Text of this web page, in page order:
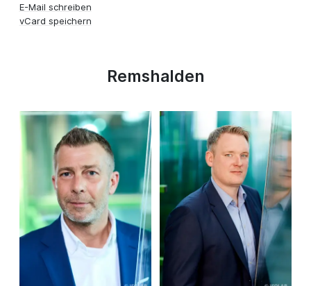
E-Mail schreiben
vCard speichern
Remshalden